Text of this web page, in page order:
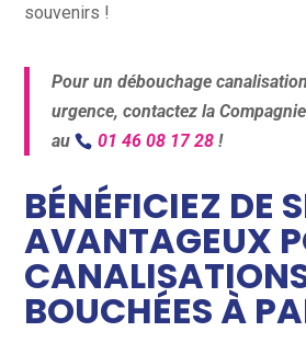
souvenirs !
Pour un débouchage
urgence, contactez la
au
01 46 08 17 28 !
BÉNÉFICIEZ DE
AVANTAGEUX
BOUCHÉES À